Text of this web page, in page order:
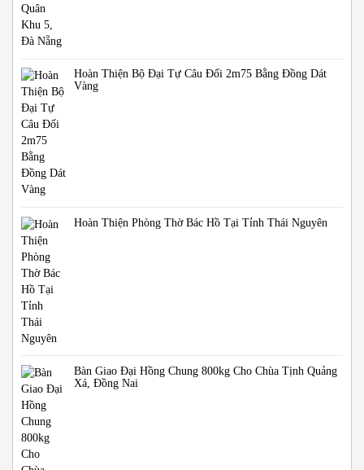
Hoàn Thiện Bộ Đại Tự Câu Đối 2m75 Bằng Đồng Dát
Vàng
Hoàn Thiện Phòng Thờ Bác Hồ Tại Tỉnh Thái Nguyên
Bàn Giao Đại Hồng Chung 800kg Cho Chùa Tịnh Quảng
Xá, Đồng Nai